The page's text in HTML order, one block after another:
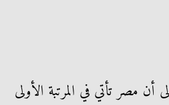
أن مصر تأتي في المرتبة الأولى